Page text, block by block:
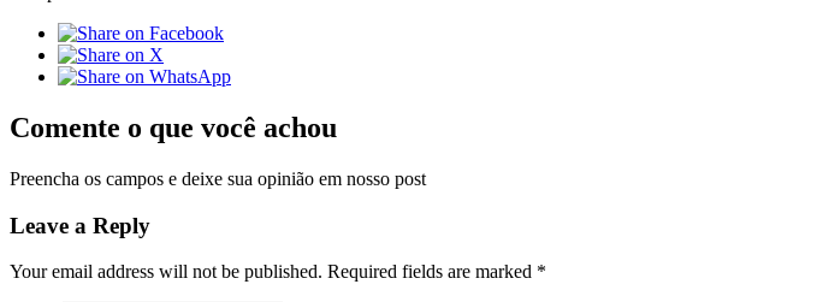
Comente o que você achou
Preencha os campos e deixe sua opinião em nosso post
Leave a Reply
Your email address will not be published. Required fields are marked *